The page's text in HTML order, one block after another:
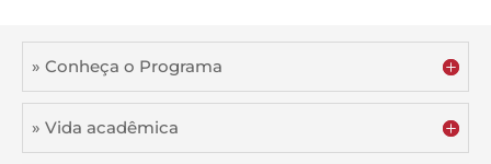
» Conheça o Programa
» Vida acadêmica